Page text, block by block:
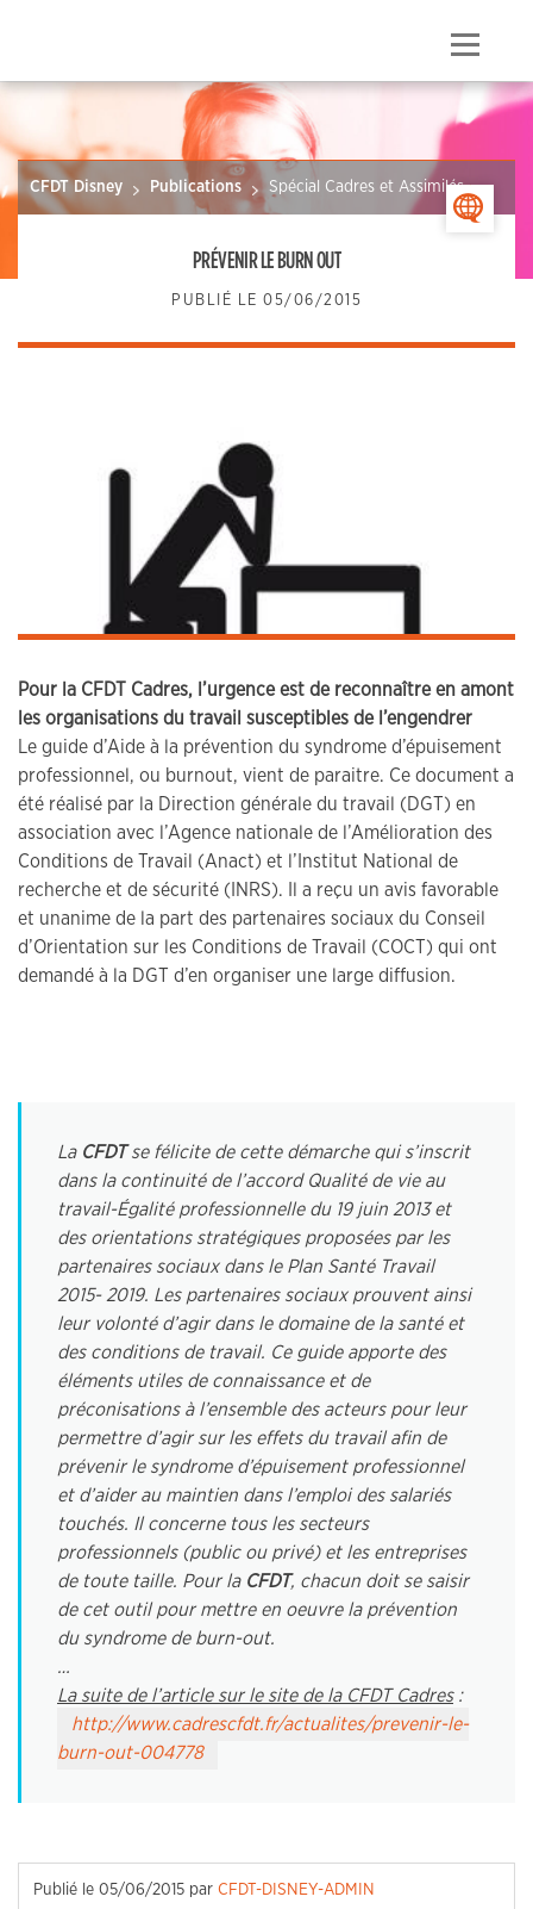
Menu
CFDT Disney Publications Spécial Cadres et Assimilés
PRÉVENIR LE BURN OUT
PUBLIÉ LE 05/06/2015
Pour la CFDT Cadres, l’urgence est de reconnaître en amont
les organisations du travail susceptibles de l’engendrer
Le guide d’Aide à la prévention du syndrome d’épuisement
professionnel, ou burnout, vient de paraitre. Ce document a
été réalisé par la Direction générale du travail (DGT) en
association avec l’Agence nationale de l’Amélioration des
Conditions de Travail (Anact) et l’Institut National de
recherche et de sécurité (INRS). Il a reçu un avis favorable
et unanime de la part des partenaires sociaux du Conseil
d’Orientation sur les Conditions de Travail (COCT) qui ont
demandé à la DGT d’en organiser une large diffusion.
La CFDTse félicite de cette démarche qui s’inscrit
dans la continuité de l’accord Qualité de vie au
travail-Égalité professionnelle du 19 juin 2013 et
des orientations stratégiques proposées par les
partenaires sociaux dans le Plan Santé Travail
2015- 2019. Les partenaires sociaux prouvent ainsi
leur volonté d’agir dans le domaine de la santé et
des conditions de travail. Ce guide apporte des
éléments utiles de connaissance et de
préconisations à l’ensemble des acteurs pour leur
permettre d’agir sur les effets du travail afin de
prévenir le syndrome d’épuisement professionnel
et d’aider au maintien dans l’emploi des salariés
touchés. Il concerne tous les secteurs
professionnels (public ou privé) et les entreprises
de toute taille. Pour la CFDT, chacun doit se saisir
de cet outil pour mettre en oeuvre la prévention
du syndrome de burn-out.
…
La suite de l’article sur le site de la CFDT Cadres:
http://www.cadrescfdt.fr/actualites/prevenir-le-
burn-out-004778
Publié le 05/06/2015 par CFDT-DISNEY-ADMIN